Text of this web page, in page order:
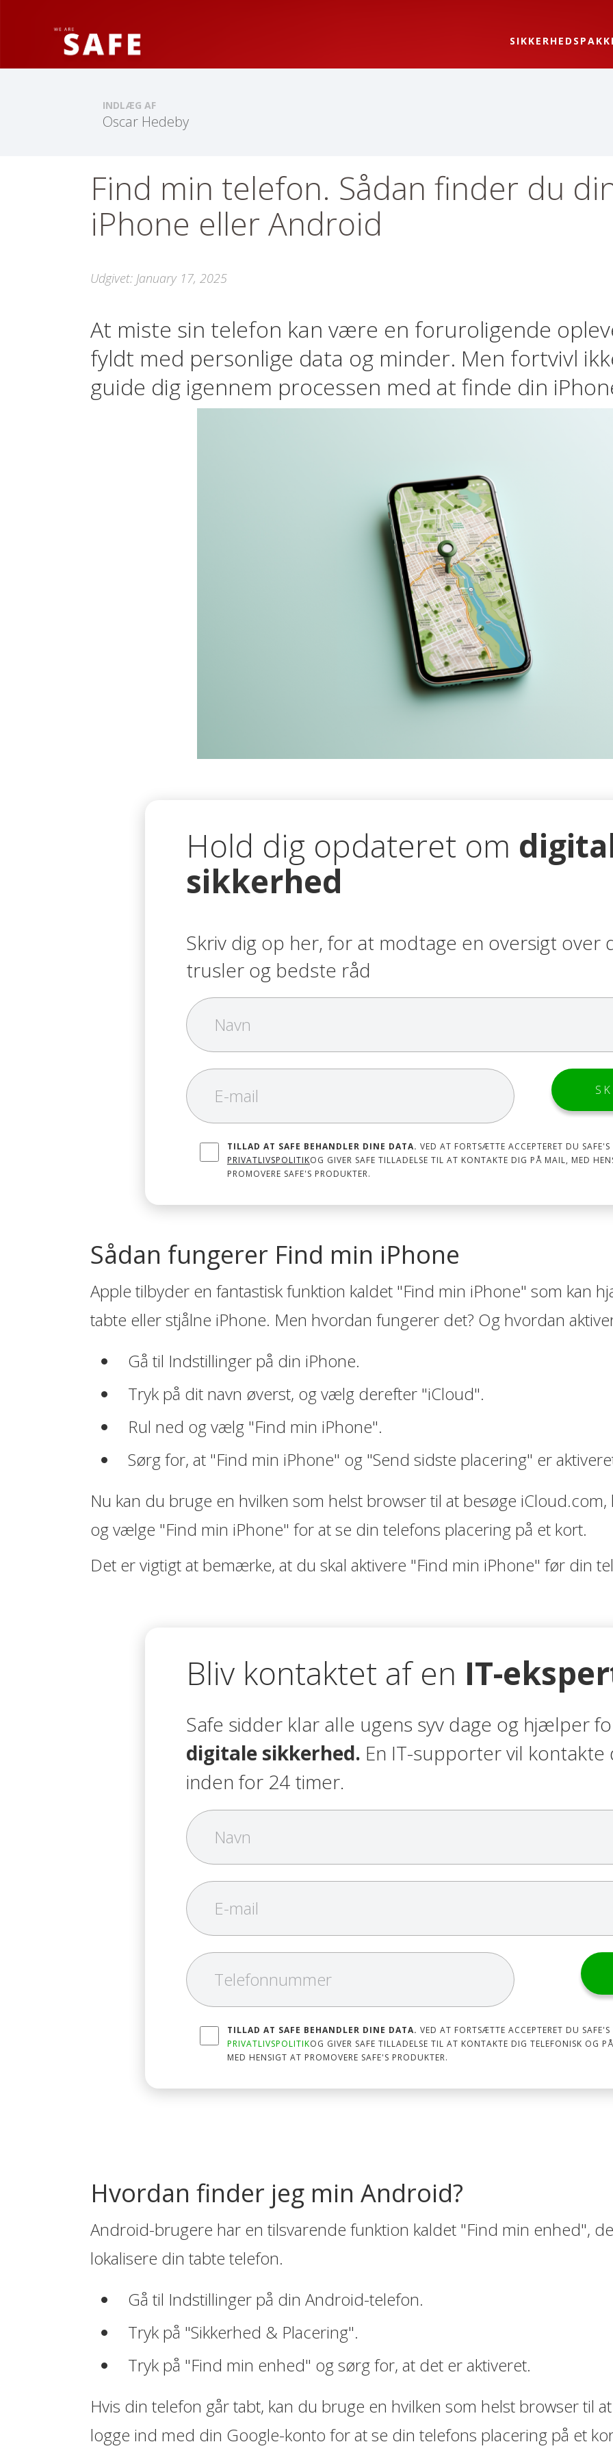
INDLÆG AF
Oscar Hedeby
Find min telefon. Sådan finder du
iPhone eller Android
Udgivet: January 17, 2025
At miste sin telefon kan være en foruroligende
fyldt med personlige data og minder. Men fortvivl
guide dig igennem processen med at finde din
Hold dig opdateret om
sikkerhed
Skriv dig op her, for at modtage en oversigt over
trusler og bedste råd
TILLAD AT SAFE BEHANDLER DINE DATA. VED AT FORTSÆTTE ACCEPTERET DU SAFE'S
PRIVATLIVSPOLITIKOG GIVER SAFE TILLADELSE TIL AT KONTAKTE DIG PÅ MAIL, MED
PROMOVERE SAFE'S PRODUKTER.
Sådan fungerer Find min iPhone
Apple tilbyder en fantastisk funktion kaldet "Find min iPhone" som kan
tabte eller stjålne iPhone. Men hvordan fungerer det? Og hvordan
Gå til Indstillinger på din iPhone.
Tryk på dit navn øverst, og vælg derefter "iCloud".
Rul ned og vælg "Find min iPhone".
Sørg for, at "Find min iPhone" og "Send sidste placering" er
Nu kan du bruge en hvilken som helst browser til at besøge
og vælge "Find min iPhone" for at se din telefons placering på et kort.
Det er vigtigt at bemærke, at du skal aktivere "Find min iPhone" før din
Bliv kontaktet af en IT-
Safe sidder klar alle ugens syv dage og hjælper
digitale sikkerhed. En IT-supporter vil kontakte
inden for 24 timer.
TILLAD AT SAFE BEHANDLER DINE DATA. VED AT FORTSÆTTE ACCEPTERET DU SAFE'S
PRIVATLIVSPOLITIKOG GIVER SAFE TILLADELSE TIL AT KONTAKTE DIG TELEFONISK OG
MED HENSIGT AT PROMOVERE SAFE'S PRODUKTER.
Hvordan finder jeg min Android?
Android-brugere har en tilsvarende funktion kaldet "Find min enhed",
lokalisere din tabte telefon.
Gå til Indstillinger på din Android-telefon.
Tryk på "Sikkerhed & Placering".
Tryk på "Find min enhed" og sørg for, at det er aktiveret.
Hvis din telefon går tabt, kan du bruge en hvilken som helst browser til
logge ind med din Google-konto for at se din telefons placering på et